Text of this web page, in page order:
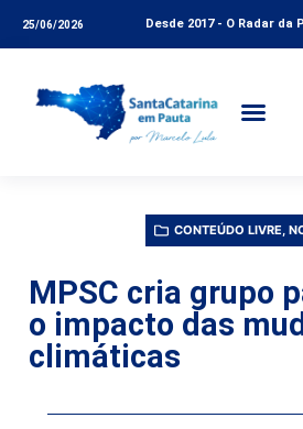
25/06/2026 Desde 2017 - O Radar da
CONTEÚDO LIVRE
MPSC cria grupo
o impacto das
climáticas